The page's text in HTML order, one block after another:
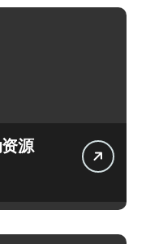
源